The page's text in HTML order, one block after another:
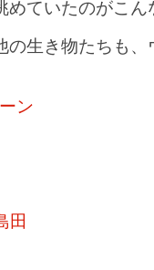
めていたのがこん
の生き物たちも